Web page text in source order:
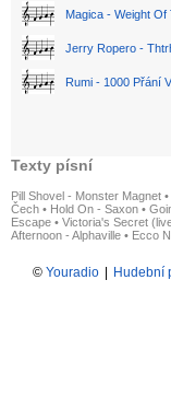
Magica - Weight Of
Jerry Ropero -
Rumi - 1000 Přání
Texty písní
Pill Shovel - Monster Magnet •
Čech • Hold On - Saxon •
Escape • Victoria's Secret
Afternoon - Alphaville • Ecco
© Youradio Hudební